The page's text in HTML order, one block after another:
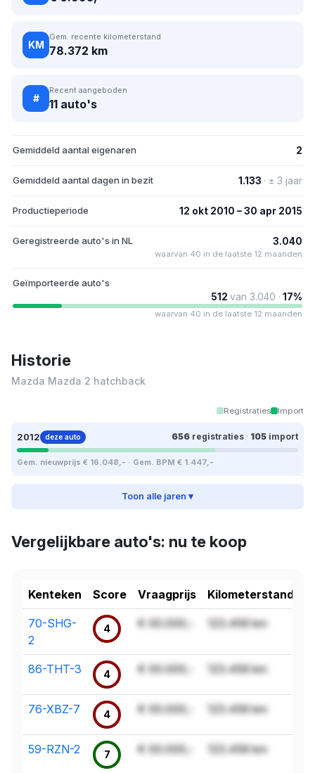
KM
Gem. recente kilometerstand
78.372 km
#
Recent aangeboden
11 auto's
Gemiddeld aantal eigenaren 2
Gemiddeld aantal dagen in bezit 1.133 · ± 3 jaar
Productieperiode 12 okt 2010 – 30 apr 2015
Geregistreerde auto's in NL 3.040
waarvan 40 in de laatste 12 maanden
Geïmporteerde auto's
512 van 3.040 · 17%
waarvan 40 in de laatste 12 maanden
Historie
Mazda Mazda 2 hatchback
Registraties Import
2012 deze auto 656 registraties · 105 import
Gem. nieuwprijs € 16.048,- · Gem. BPM € 1.447,-
Toon alle jaren ▾
Vergelijkbare auto's: nu te koop
Kenteken Score Vraagprijs Kilometerstand
70-SHG-
2
4 € 00.000,- 123.456 km
86-THT-3 4 € 00.000,- 123.456 km
76-XBZ-7 4 € 00.000,- 123.456 km
59-RZN-2 7 € 00.000,- 123.456 km